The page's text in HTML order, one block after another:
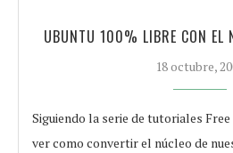
UBUNTU 100% LIBRE CON EL
18 octubre,
Siguiendo la serie de tutoriales
ver como convertir el núcleo de